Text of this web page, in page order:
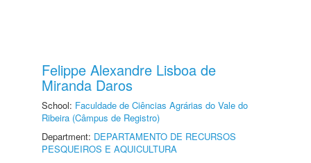
Felippe Alexandre Lisboa de
Miranda Daros
School: Faculdade de Ciências Agrárias do Vale do
Ribeira (Câmpus de Registro)
Department: DEPARTAMENTO DE RECURSOS
PESQUEIROS E AQUICULTURA